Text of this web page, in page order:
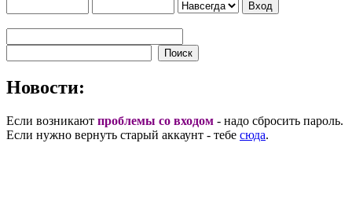
Новости:
Если возникают проблемы со входом - надо сбросить пароль.
Если нужно вернуть старый аккаунт - тебе сюда.